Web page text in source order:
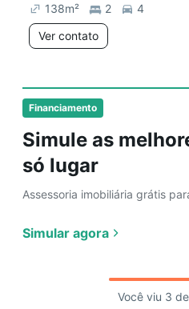
Financiamento
Simule as
só lugar
Assessoria imobiliária grátis
Simular agora
138m² 2
4
Ver contato
Você viu 3